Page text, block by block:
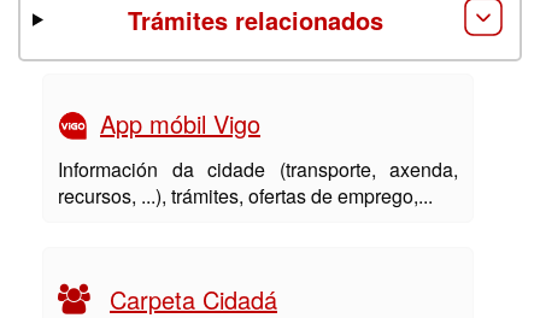
Trámites relacionados
App móbil Vigo
Información da cidade (transporte, axenda,
recursos, ...), trámites, ofertas de emprego,...
Carpeta Cidadá